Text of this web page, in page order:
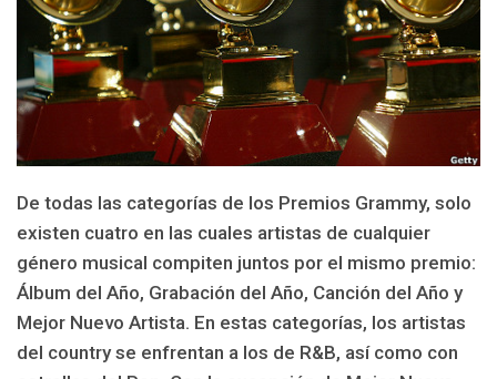
De todas las categorías de los Premios Grammy, solo
existen cuatro en las cuales artistas de cualquier
género musical compiten juntos por el mismo premio:
Álbum del Año, Grabación del Año, Canción del Año y
Mejor Nuevo Artista. En estas categorías, los artistas
del country se enfrentan a los de R&B, así como con